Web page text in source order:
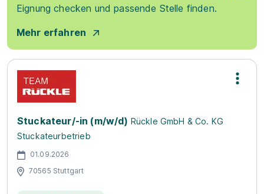
Eignung checken und passende Stelle finden.
Mehr erfahren
Stuckateur/-in (m/w/d) Rückle GmbH & Co. KG
Stuckateurbetrieb
01.09.2026
70565 Stuttgart